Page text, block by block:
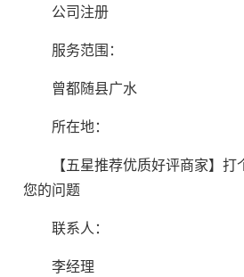
公司注册
服务范围：
曾都随县广水
所在地：
【五星推荐优质好评商家】
您的问题
联系人：
李经理